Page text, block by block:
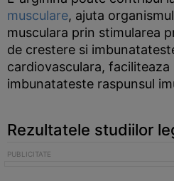
musculare, ajuta
musculara prin stimularea
de crestere si
cardiovasculara,
imbunatateste raspunsul
Rezultatele studiilor